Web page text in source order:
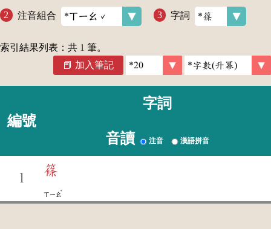
注音組合 字詞
索引結果列表：共 1 筆。
加入筆記
編號
字詞
音讀 注音 漢語拼音
1
篠
ㄒㄧㄠ
ˇ